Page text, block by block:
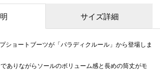
サイズ詳細
ショートブーツが「パラディクルール」から登場しま
ありながらソールのボリューム感と長めの筒丈がモ